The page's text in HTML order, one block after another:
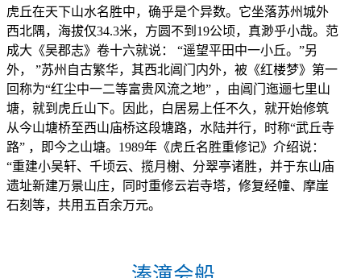
虎丘在天下山水名胜中，确乎是个异数。它坐落苏州城外
西北隅，海拔仅34.3米，方圆不到19公顷，真渺乎小哉。范
成大《吴郡志》卷十六就说： “遥望平田中一小丘。”另
外， ”苏州自古繁华，其西北阊门内外，被《红楼梦》第一
回称为“红尘中一二等富贵风流之地” ，由阊门迤逦七里山
塘，就到虎丘山下。因此，白居易上任不久，就开始修筑
从今山塘桥至西山庙桥这段塘路，水陆并行，时称“武丘寺
路” ，即今之山塘。1989年《虎丘名胜重修记》介绍说：
“重建小吴轩、千顷云、揽月榭、分翠亭诸胜，并于东山庙
遗址新建万景山庄，同时重修云岩寺塔，修复经幢、摩崖
石刻等，共用五百余万元。